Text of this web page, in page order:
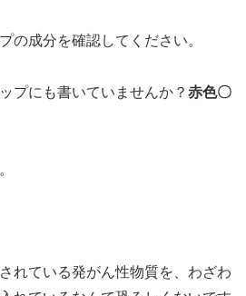
の成分を確認してください。
プにも書いていませんか？ 赤色〇
れている発がん性物質を、わざわ